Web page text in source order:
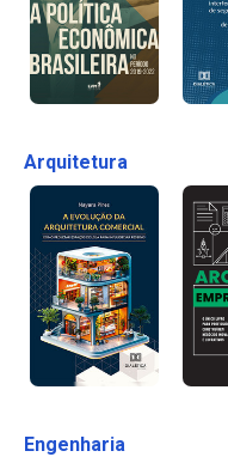
Arquitetura
Engenharia